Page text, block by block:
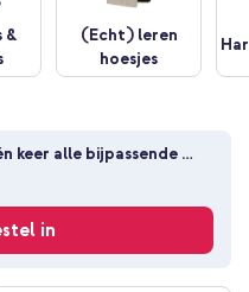
&
(Echt) leren
hoesjes
keer alle bijpassende
in